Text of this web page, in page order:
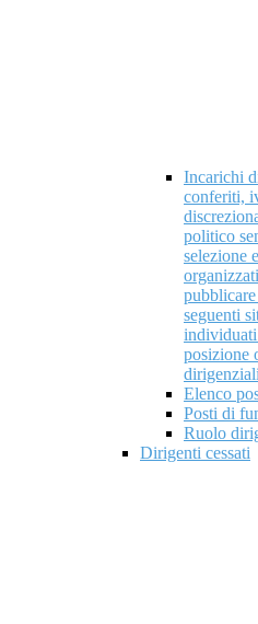
Incarichi
conferiti,
politico
selezione
seguenti
posizione
Elenco
Posti di
Ruolo
Dirigenti cessati